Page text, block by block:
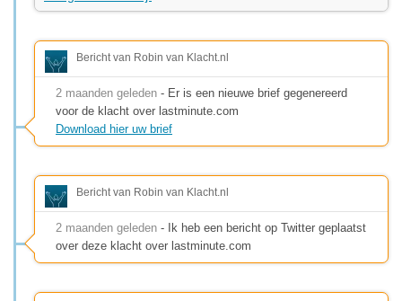
Bericht van Robin van Klacht.nl
2 maanden geleden - Er is een nieuwe brief gegenereerd
voor de klacht over lastminute.com
Download hier uw brief
Bericht van Robin van Klacht.nl
2 maanden geleden - Ik heb een bericht op Twitter geplaatst
over deze klacht over lastminute.com